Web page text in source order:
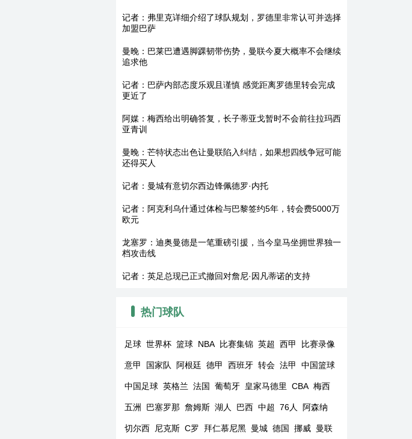
记者：弗里克详细介绍了球队规划，罗德里非常认可并选择
加盟巴萨
曼晚：巴莱巴遭遇脚踝韧带伤势，曼联今夏大概率不会继续
追求他
记者：巴萨内部态度乐观且谨慎 感觉距离罗德里转会完成
更近了
阿媒：梅西给出明确答复，长子蒂亚戈暂时不会前往拉玛西
亚青训
曼晚：芒特状态出色让曼联陷入纠结，如果想四线争冠可能
还得买人
记者：曼城有意切尔西边锋佩德罗·内托
记者：阿克利乌什通过体检与巴黎签约5年，转会费5000万
欧元
龙塞罗：迪奥曼德是一笔重磅引援，当今皇马坐拥世界独一
档攻击线
记者：英足总现已正式撤回对詹尼·因凡蒂诺的支持
热门球队
足球 世界杯 篮球 NBA 比赛集锦 英超 西甲 比赛录像
意甲 国家队 阿根廷 德甲 西班牙 转会 法甲 中国篮球
中国足球 英格兰 法国 葡萄牙 皇家马德里 CBA 梅西
五洲 巴塞罗那 詹姆斯 湖人 巴西 中超 76人 阿森纳
切尔西 尼克斯 C罗 拜仁慕尼黑 曼城 德国 挪威 曼联